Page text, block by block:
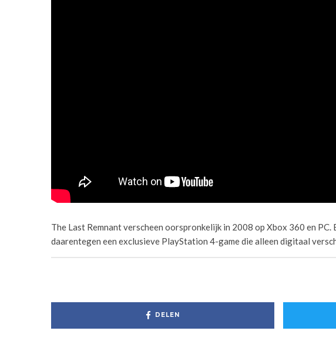
The Last Remnant verscheen oorspronkelijk in 2008 op Xbox 360 en
daarentegen een exclusieve PlayStation 4-game die alleen digitaal
DELEN